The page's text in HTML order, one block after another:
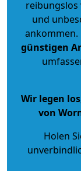
reibungslos
und
ankommen.
günstigen
Wir legen
von
Holen